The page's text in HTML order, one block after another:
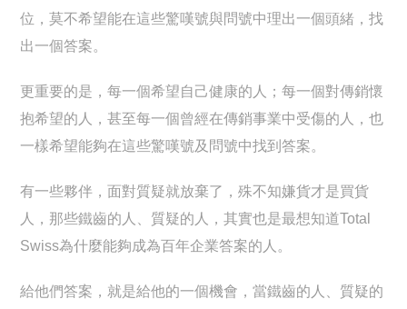
位，莫不希望能在這些驚嘆號與問號中理出一個頭緒，找
出一個答案。
更重要的是，每一個希望自己健康的人；每一個對傳銷懷
抱希望的人，甚至每一個曾經在傳銷事業中受傷的人，也
一樣希望能夠在這些驚嘆號及問號中找到答案。
有一些夥伴，面對質疑就放棄了，殊不知嫌貨才是買貨
人，那些鐵齒的人、質疑的人，其實也是最想知道Total
Swiss為什麼能夠成為百年企業答案的人。
給他們答案，就是給他的一個機會，當鐵齒的人、質疑的